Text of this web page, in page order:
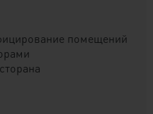
помещений